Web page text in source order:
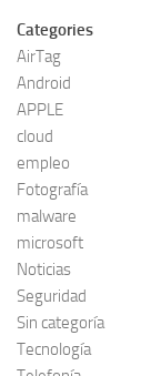
Categories
AirTag
Android
APPLE
cloud
empleo
Fotografía
malware
microsoft
Noticias
Seguridad
Sin categoría
Tecnología